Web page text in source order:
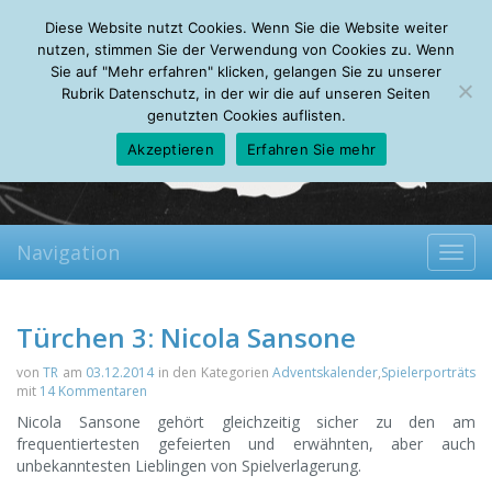
Saturday, 08.08.2026
Mein Account
About Autoren Leseempfehlungen FAQ
Navigation
Türchen 3: Nicola Sansone
vonTR am 03.12.2014in den KategorienAdventskalender,Spielerporträts
mit 14 Kommentaren
Nicola Sansone gehört gleichzeitig sicher zu den am
frequentiertesten gefeierten und erwähnten, aber auch
unbekanntesten Lieblingen von Spielverlagerung.
Diese Website nutzt Cookies. Wenn Sie die Website weiter
nutzen, stimmen Sie der Verwendung von Cookies zu. Wenn
Sie auf "Mehr erfahren" klicken, gelangen Sie zu unserer
Rubrik Datenschutz, in der wir die auf unseren Seiten
genutzten Cookies auflisten.
Akzeptieren
Erfahren Sie mehr